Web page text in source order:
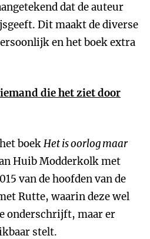
dat de auteur
Dit maakt de diverse
en het boek extra
die het ziet door
boekHet is oorlog maar
Huib Modderkolk met
van de hoofden van de
Rutte, waarin deze wel
onderschrijft, maar er
stelt.